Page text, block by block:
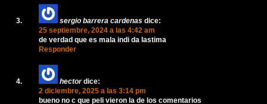
sergio barrera cardenas dice:
25 septiembre, 2024 a las 4:42 am
de verdad que es mala indi da lastima
Responder
hector dice:
2 diciembre, 2025 a las 3:14 pm
bueno no c que peli vieron la de los comentarios